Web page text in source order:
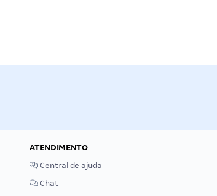
ATENDIMENTO
Central de ajuda
Chat